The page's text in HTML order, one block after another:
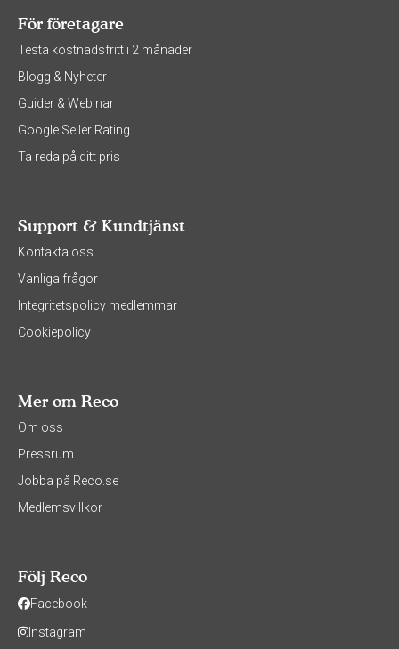
För företagare
Testa kostnadsfritt i 2 månader
Blogg & Nyheter
Guider & Webinar
Google Seller Rating
Ta reda på ditt pris
Support & Kundtjänst
Kontakta oss
Vanliga frågor
Integritetspolicy medlemmar
Cookiepolicy
Mer om Reco
Om oss
Pressrum
Jobba på Reco.se
Medlemsvillkor
Följ Reco
Facebook
Instagram